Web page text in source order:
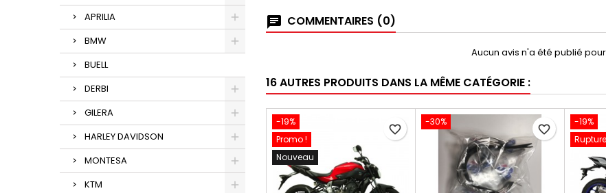
APRILIA
BMW
BUELL
DERBI
GILERA
HARLEY DAVIDSON
MONTESA
KTM
COMMENTAIRES (0)
Aucun avis n'a été publié
16 AUTRES PRODUITS DANS LA MÊME CATÉGORIE :
-19%
Promo !
Nouveau
favorite_border
-30%
favorite_border
-19%